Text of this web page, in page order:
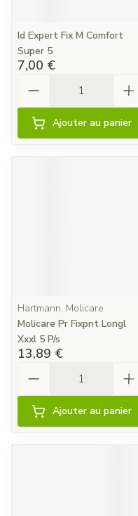
Id Expert Fix M Comfort
Super 5
7,00 €
Ajouter au panier
Hartmann, Molicare
Molicare Pr Fixpnt Longl
Xxxl 5 P/s
13,89 €
Ajouter au panier